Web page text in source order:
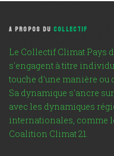
A PROPOS DUCOLLECTIF
Le Collectif Climat Pays
s'engagent à titre
touche d'une manière ou
Sa dynamique s'ancre
avec les dynamiques
internationales, comme
Coalition Climat 21.